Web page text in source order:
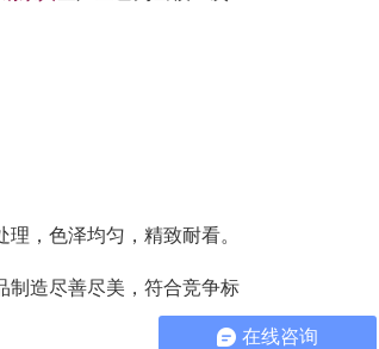
，色泽均匀，精致耐看。
制造尽善尽美，符合竞争标
在线咨询